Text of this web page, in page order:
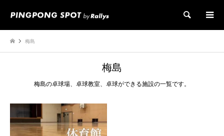
検索
梅島
梅島
梅島の卓球場、卓球教室、卓球ができる施設の一覧です。